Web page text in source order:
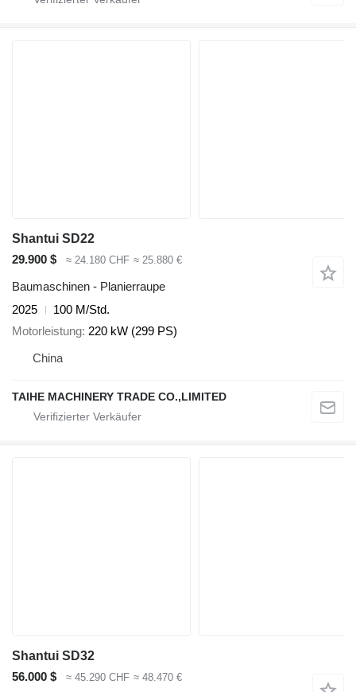
Shantui SD22
29.900 $
≈ 24.180 CHF ≈ 25.880 €
Baumaschinen - Planierraupe
2025
100 M/Std.
Motorleistung 220 kW (299 PS)
China
TAIHE MACHINERY TRADE CO.,LIMITED
Shantui SD32
56.000 $
≈ 45.290 CHF ≈ 48.470 €